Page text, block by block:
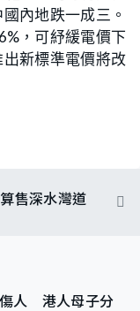
內地跌一成三。
，可紓緩電價下
新標準電價將改
售深水灣道
人 港人母子分